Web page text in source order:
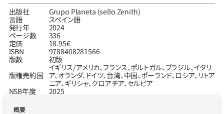
出版社
Grupo Planeta (sello Zenith)
言語
スペイン語
発行年
2024
ページ数
336
定価
18.95€
ISBN
9788408281566
版数
初版
版権売約国
イギリス／アメリカ、フランス、ポルトガル、ブラジル、イタリ
ア、オランダ、ドイツ、台湾、中国、ポーランド、ロシア、リトア
ニア、ギリシャ、クロアチア、セルビア
NSB年度
2025
概要